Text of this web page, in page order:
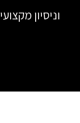
וניסיון